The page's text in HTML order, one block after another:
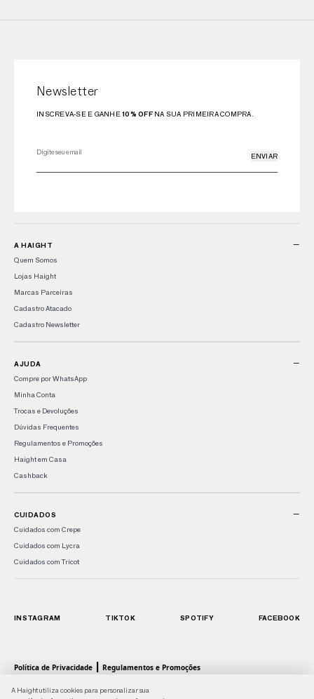
A Haight utiliza cookies para personalizar sua
Newsletter
INSCREVA-SE E GANHE10% OFFNA SUA PRIMEIRA COMPRA.
ENVIAR
A HAIGHT −
Quem Somos
Lojas Haight
Marcas Parceiras
Cadastro Atacado
Cadastro Newsletter
AJUDA −
Compre por WhatsApp
Minha Conta
Trocas e Devoluções
Dúvidas Frequentes
Regulamentos e Promoções
Haight em Casa
Cashback
CUIDADOS −
Cuidados com Crepe
Cuidados com Lycra
Cuidados com Tricot
INSTAGRAM TIKTOK SPOTIFY FACEBOOK
Política de Privacidade | Regulamentos e Promoções
© 2026 HAIGHT, marca da Shoulder S.A. - Todos os direitos reservados.| Rua Anhaia, 411
- Bom Retiro, SP - 01130-000 | CNPJ: 43.470566/0001-90